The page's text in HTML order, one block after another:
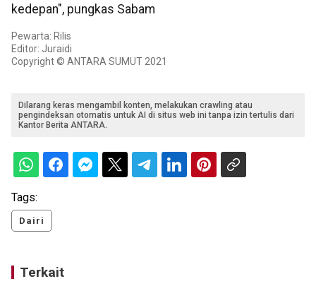
kedepan", pungkas Sabam
Pewarta: Rilis
Editor: Juraidi
Copyright © ANTARA SUMUT 2021
Dilarang keras mengambil konten, melakukan crawling atau
pengindeksan otomatis untuk AI di situs web ini tanpa izin tertulis dari
Kantor Berita ANTARA.
Tags:
Dairi
Terkait